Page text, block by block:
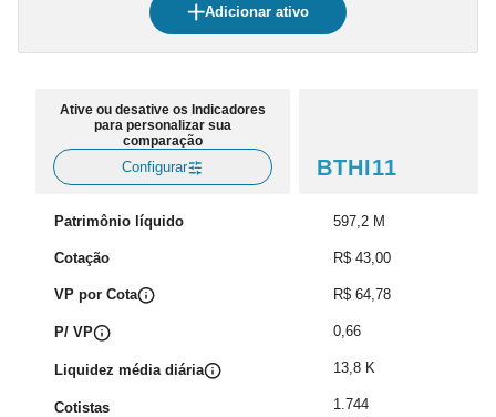
Adicionar ativo
Ative ou desative os Indicadores
para personalizar sua
comparação
Configurar
Patrimônio líquido
Cotação
VP por Cota
P/ VP
Liquidez média diária
Cotistas
BTHI11
597,2 M
R$ 43,00
R$ 64,78
0,66
13,8 K
1.744